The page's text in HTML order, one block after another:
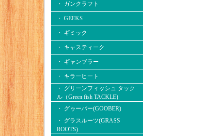
・ ガンクラフト
・ GEEKS
・ ギミック
・ キャスティーク
・ ギャンブラー
・ キラーヒート
・ グリーンフィッシュ タック
ル（Green fish TACKLE)
・ グゥーバー(GOOBER)
・ グラスルーツ(GRASS
ROOTS)